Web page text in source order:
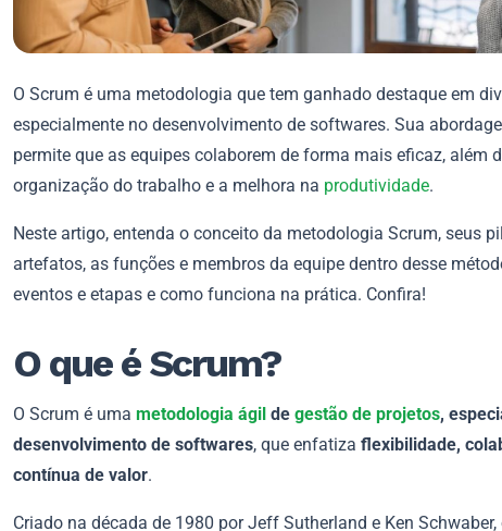
O Scrum é uma metodologia que tem ganhado destaque em
especialmente no desenvolvimento de softwares. Sua
permite que as equipes colaborem de forma mais eficaz, além
organização do trabalho e a melhora na produtividade.
Neste artigo, entenda o conceito da metodologia Scrum, seus
artefatos, as funções e membros da equipe dentro desse
eventos e etapas e como funciona na prática. Confira!
O que é Scrum?
O Scrum é uma metodologia ágil de gestão de projetos,
desenvolvimento de softwares, que enfatiza flexibilidade,
contínua de valor.
Criado na década de 1980 por Jeff Sutherland e Ken